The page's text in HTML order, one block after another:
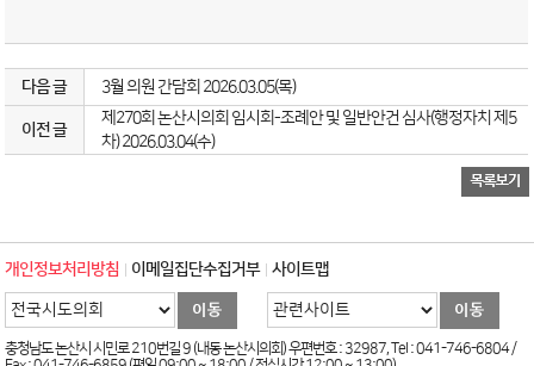
다음 글 3월 의원 간담회 2026.03.05(목)
이전 글
제270회 논산시의회 임시회-조례안 및 일반안건 심사(행정자치 제5
차) 2026.03.04(수)
개인정보처리방침 이메일집단수집거부 사이트맵
충청남도 논산시 시민로 210번길 9 (내동 논산시의회) 우편번호 : 32987, Tel : 041-746-6804 /